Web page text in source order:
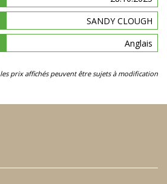
SANDY CLOUGH
Anglais
les prix affichés peuvent être sujets à modification